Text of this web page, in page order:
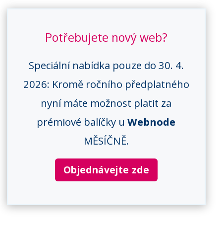
Potřebujete nový web?
Speciální nabídka pouze do 30. 4.
2026: Kromě ročního předplatného
nyní máte možnost platit za
prémiové balíčky uWebnode
MĚSÍČNĚ.
Objednávejte zde